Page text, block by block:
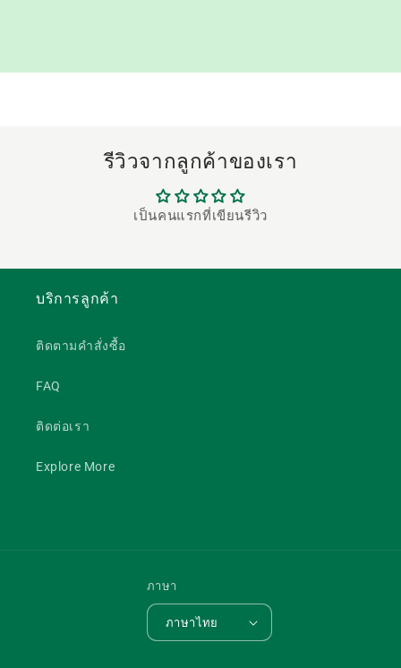
รีวิวจากลูกค้าของเรา
เป็นคนแรกที่เขียนรีวิว
บริการลูกค้า
ติดตามคำสั่งซื้อ
FAQ
ติดต่อเรา
Explore More
ภาษา
ภาษาไทย